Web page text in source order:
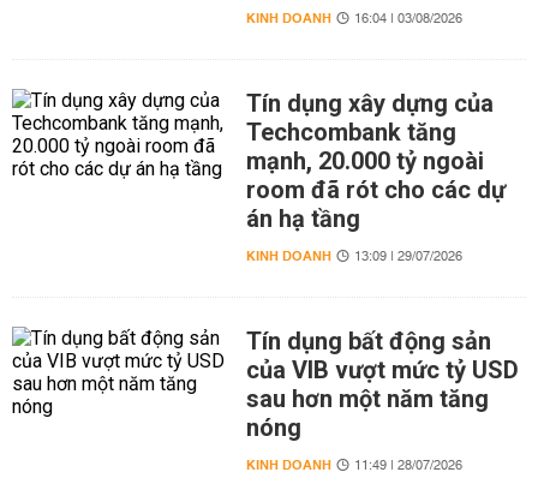
KINH DOANH 16:04 | 03/08/2026
Tín dụng xây dựng của
Techcombank tăng
mạnh, 20.000 tỷ ngoài
room đã rót cho các dự
án hạ tầng
KINH DOANH 13:09 | 29/07/2026
Tín dụng bất động sản
của VIB vượt mức tỷ USD
sau hơn một năm tăng
nóng
KINH DOANH 11:49 | 28/07/2026